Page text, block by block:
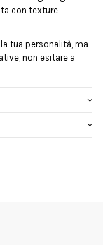
con texture
tua personalità, ma
non esitare a